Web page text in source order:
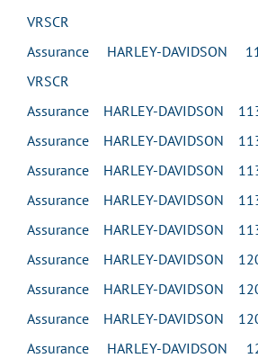
VRSCR
Assurance HARLEY-DAVIDSON
VRSCR
Assurance HARLEY-DAVIDSON
Assurance HARLEY-DAVIDSON
Assurance HARLEY-DAVIDSON
Assurance HARLEY-DAVIDSON
Assurance HARLEY-DAVIDSON
Assurance HARLEY-DAVIDSON
Assurance HARLEY-DAVIDSON
Assurance HARLEY-DAVIDSON
Assurance HARLEY-DAVIDSON